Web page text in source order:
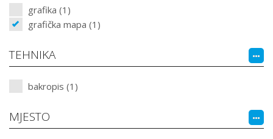
grafika (1)
grafička mapa (1)
TEHNIKA
bakropis (1)
MJESTO